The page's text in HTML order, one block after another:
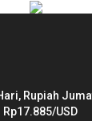
Rupiah
Rp17.885/USD